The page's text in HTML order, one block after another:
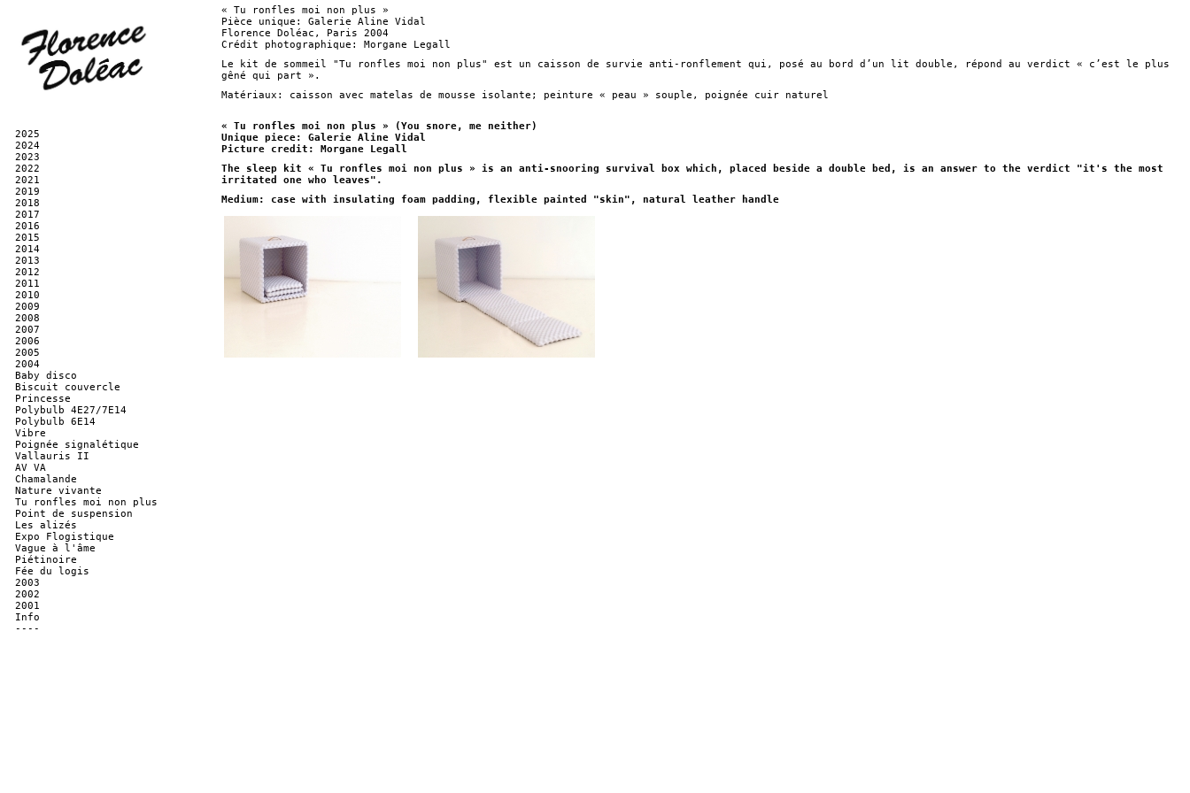
2025
2024
2023
2022
2021
2019
2018
2017
2016
2015
2014
2013
2012
2011
2010
2009
2008
2007
2006
2005
2004
Baby disco
Biscuit couvercle
Princesse
Polybulb 4E27/7E14
Polybulb 6E14
Vibre
Poignée signalétique
Vallauris II
AV VA
Chamalande
Nature vivante
Tu ronfles moi non plus
Point de suspension
Les alizés
Expo Flogistique
Vague à l'âme
Piétinoire
Fée du logis
2003
2002
2001
Info
----
« Tu ronfles moi non plus »
Pièce unique: Galerie Aline Vidal
Florence Doléac, Paris 2004
Crédit photographique: Morgane Legall
Le kit de sommeil "Tu ronfles moi non plus" est un caisson de survie anti-ronflement qui, posé au bord d’un lit double, répond au verdict « c’est le plus
gêné qui part ».
Matériaux: caisson avec matelas de mousse isolante; peinture « peau » souple, poignée cuir naturel
« Tu ronfles moi non plus » (You snore, me neither)
Unique piece: Galerie Aline Vidal
Picture credit: Morgane Legall
The sleep kit « Tu ronfles moi non plus » is an anti-snooring survival box which, placed beside a double bed, is an answer to the verdict "it's the most
irritated one who leaves".
Medium: case with insulating foam padding, flexible painted "skin", natural leather handle